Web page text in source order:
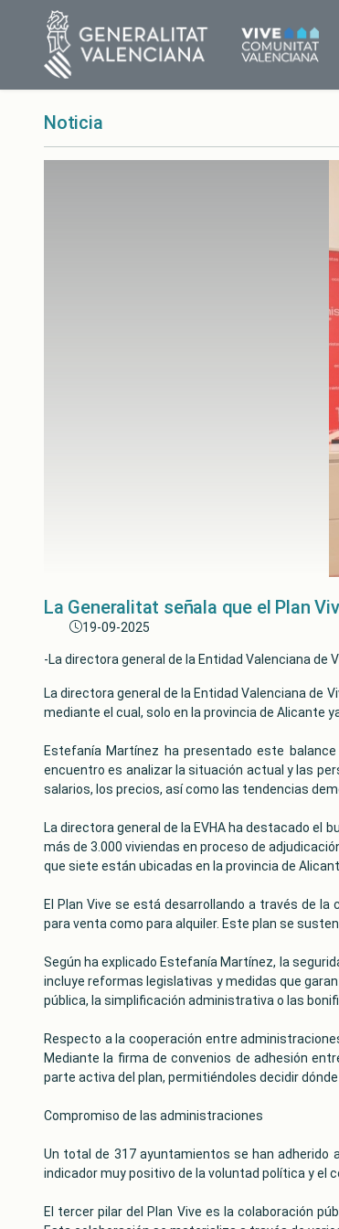
Noticia
La Generalitat señala que el Plan
19-09-2025
-La directora general de la Entidad Valenciana de
La directora general de la Entidad Valenciana de
mediante el cual, solo en la provincia de Alicante
Estefanía Martínez ha presentado este balance
encuentro es analizar la situación actual y las
salarios, los precios, así como las tendencias
La directora general de la EVHA ha destacado el
más de 3.000 viviendas en proceso de
que siete están ubicadas en la provincia de
El Plan Vive se está desarrollando a través de
para venta como para alquiler. Este plan se
Según ha explicado Estefanía Martínez, la
incluye reformas legislativas y medidas que
pública, la simplificación administrativa o las
Respecto a la cooperación entre
Mediante la firma de convenios de adhesión
parte activa del plan, permitiéndoles decidir
Compromiso de las administraciones
Un total de 317 ayuntamientos se han adherido
indicador muy positivo de la voluntad política y el
El tercer pilar del Plan Vive es la colaboración